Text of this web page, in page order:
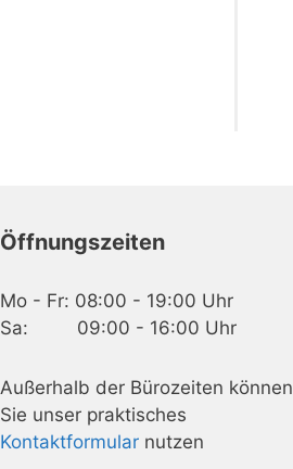
Öffnungszeiten
Mo - Fr: 08:00 - 19:00 Uhr
Sa: 09:00 - 16:00 Uhr
Außerhalb der Bürozeiten können
Sie unser praktisches
Kontaktformular nutzen